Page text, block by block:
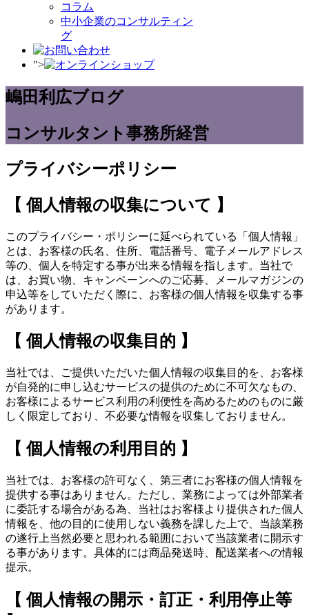
コラム
中小企業のコンサルティン
グ
">
嶋田利広ブログ
コンサルタント事務所経営
プライバシーポリシー
【 個人情報の収集について 】
このプライバシー・ポリシーに延べられている「個人情報」
とは、お客様の氏名、住所、電話番号、電子メールアドレス
等の、個人を特定する事が出来る情報を指します。当社で
は、お買い物、キャンペーンへのご応募、メールマガジンの
申込等をしていただく際に、お客様の個人情報を収集する事
があります。
【 個人情報の収集目的 】
当社では、ご提供いただいた個人情報の収集目的を、お客様
が自発的に申し込むサービスの提供のために不可欠なもの、
お客様によるサービス利用の利便性を高めるためのものに厳
しく限定しており、不必要な情報を収集しておりません。
【 個人情報の利用目的 】
当社では、お客様の許可なく、第三者にお客様の個人情報を
提供する事はありません。ただし、業務によっては外部業者
に委託する場合がある為、当社はお客様より提供された個人
情報を、他の目的に使用しない義務を課した上で、当該業務
の遂行上当然必要と思われる範囲において当該業者に開示す
る事があります。具体的には商品発送時、配送業者への情報
提示。
【 個人情報の開示・訂正・利用停止等